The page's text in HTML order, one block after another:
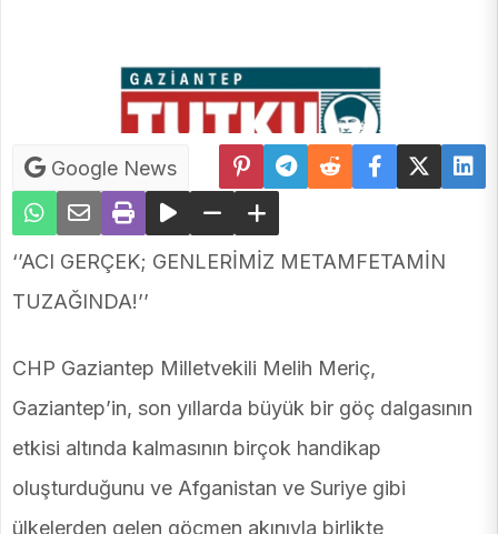
Google News
‘’ACI GERÇEK; GENLERİMİZ METAMFETAMİN
TUZAĞINDA!’’
CHP Gaziantep Milletvekili Melih Meriç,
Gaziantep’in, son yıllarda büyük bir göç dalgasının
etkisi altında kalmasının birçok handikap
oluşturduğunu ve Afganistan ve Suriye gibi
ülkelerden gelen göçmen akınıyla birlikte